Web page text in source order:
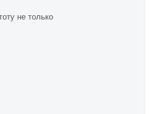
не только